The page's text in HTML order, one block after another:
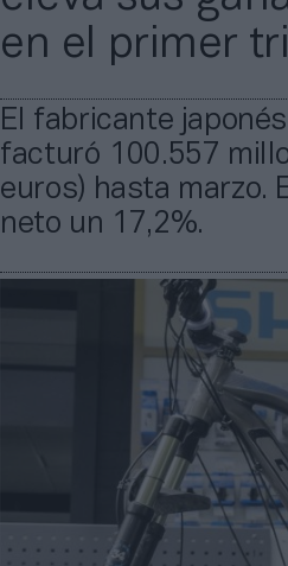
en el primer
El fabricante
facturó 100.557
euros) hasta marzo.
neto un 17,2%.